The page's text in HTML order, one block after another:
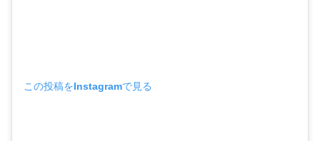
この投稿をInstagramで見る